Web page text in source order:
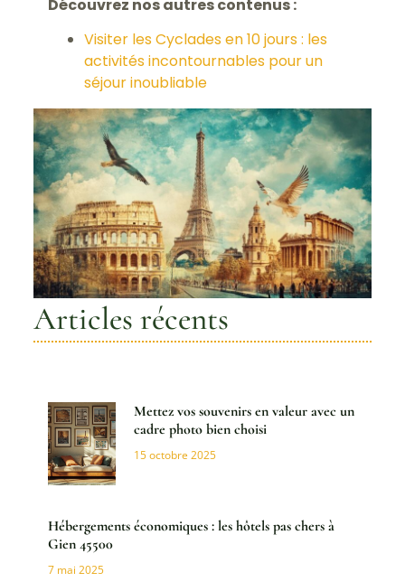
Découvrez nos autres contenus :
Visiter les Cyclades en 10 jours : les
activités incontournables pour un
séjour inoubliable
Articles récents
Mettez vos souvenirs en valeur avec un
cadre photo bien choisi
15 octobre 2025
Hébergements économiques : les hôtels pas chers à
Gien 45500
7 mai 2025